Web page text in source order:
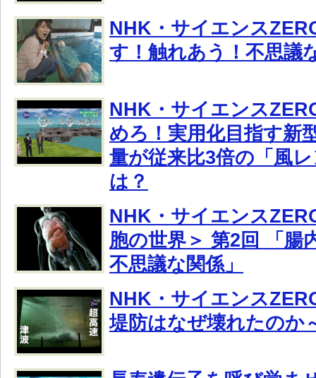
NHK・サイエンス
す！触れあう！不思議
NHK・サイエンス
めろ！実用化目指す新
量が従来比3倍の「風
は？
NHK・サイエンス
胞の世界＞ 第2回 「腸
不思議な関係」
NHK・サイエンス
堤防はなぜ壊れたのか